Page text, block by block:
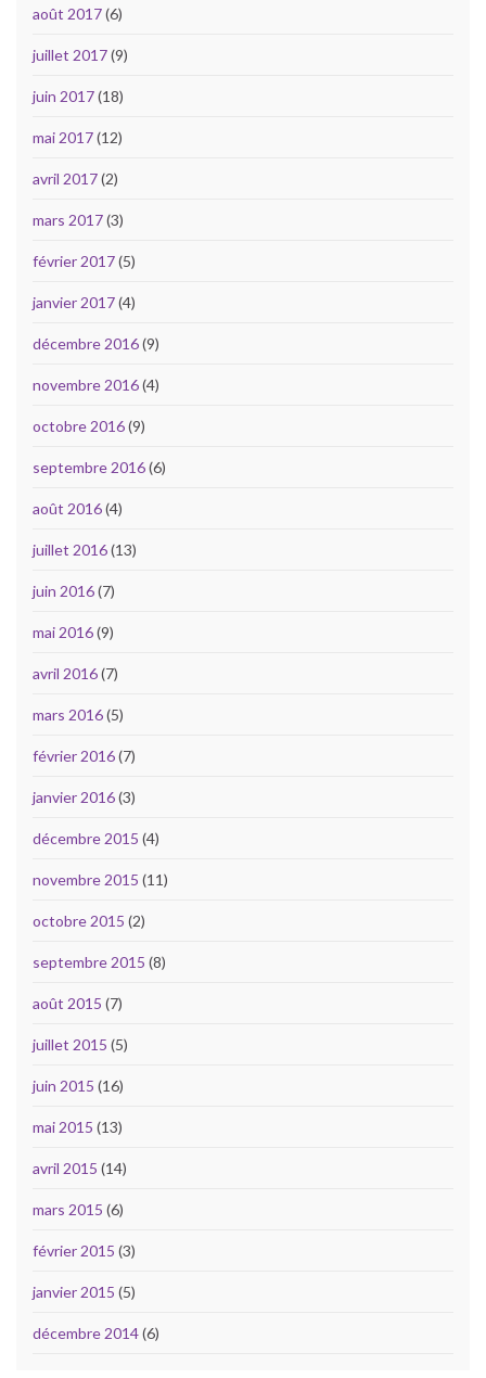
août 2017(6)
juillet 2017(9)
juin 2017(18)
mai 2017(12)
avril 2017(2)
mars 2017(3)
février 2017(5)
janvier 2017(4)
décembre 2016(9)
novembre 2016(4)
octobre 2016(9)
septembre 2016(6)
août 2016(4)
juillet 2016(13)
juin 2016(7)
mai 2016(9)
avril 2016(7)
mars 2016(5)
février 2016(7)
janvier 2016(3)
décembre 2015 (4)
novembre 2015 (11)
octobre 2015 (2)
septembre 2015 (8)
août 2015 (7)
juillet 2015 (5)
juin 2015 (16)
mai 2015 (13)
avril 2015 (14)
mars 2015 (6)
février 2015 (3)
janvier 2015 (5)
décembre 2014(6)